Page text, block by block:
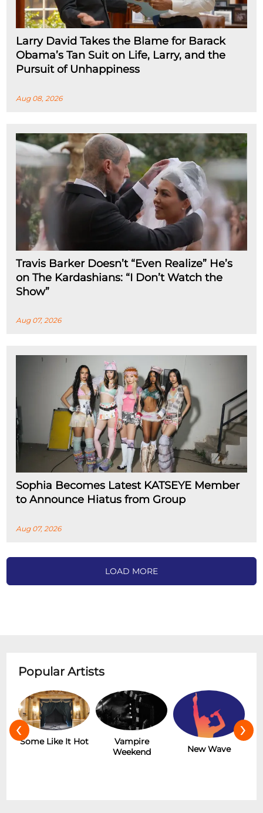
Larry David Takes the Blame for Barack
Obama’s Tan Suit on Life, Larry, and the
Pursuit of Unhappiness
Aug 08, 2026
Travis Barker Doesn’t “Even Realize” He’s
on The Kardashians: “I Don’t Watch the
Show”
Aug 07, 2026
Sophia Becomes Latest KATSEYE Member
to Announce Hiatus from Group
Aug 07, 2026
LOAD MORE
Popular Artists
Some Like It Hot
Vampire
Weekend
New Wave
‹ ›